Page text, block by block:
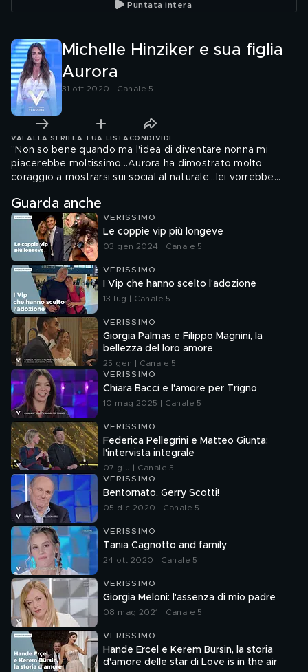
Puntata intera
Michelle Hinziker e sua figlia
Aurora
31 ott 2020 | Canale 5
VAI ALLA SERIE LA TUA LISTA CONDIVIDI
"Non so bene quando ma l'idea di diventare nonna mi
piacerebbe moltissimo...Aurora ha dimostrato molto
coraggio a mostrarsi sui social al naturale...lei vorrebbe
Guarda anche
VERISSIMO
Le coppie vip più longeve
03 gen 2024 | Canale 5
VERISSIMO
I Vip che hanno scelto l'adozione
13 lug | Canale 5
VERISSIMO
Giorgia Palmas e Filippo Magnini, la
bellezza del loro amore
25 gen | Canale 5
VERISSIMO
Chiara Bacci e l'amore per Trigno
10 mag 2025 | Canale 5
VERISSIMO
Federica Pellegrini e Matteo Giunta:
l'intervista integrale
07 giu | Canale 5
VERISSIMO
Bentornato, Gerry Scotti!
05 dic 2020 | Canale 5
VERISSIMO
Tania Cagnotto and family
24 ott 2020 | Canale 5
VERISSIMO
Giorgia Meloni: l'assenza di mio padre
08 mag 2021 | Canale 5
VERISSIMO
Hande Ercel e Kerem Bursin, la storia
d'amore delle star di Love is in the air